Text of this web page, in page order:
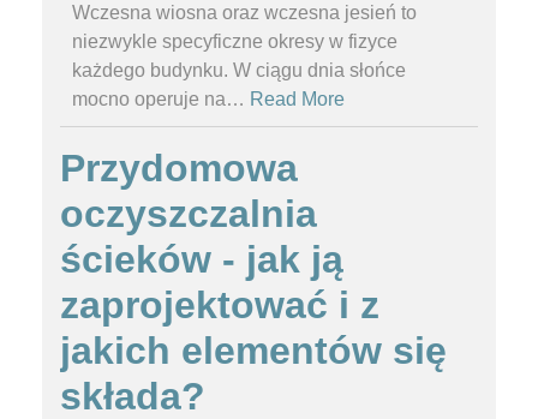
Wczesna wiosna oraz wczesna jesień to
niezwykle specyficzne okresy w fizyce
każdego budynku. W ciągu dnia słońce
mocno operuje na… Read More
Przydomowa
oczyszczalnia
ścieków - jak ją
zaprojektować i z
jakich elementów się
składa?